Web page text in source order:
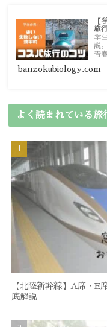
【
旅
学
説
青
banzokubiology.com
よく読まれている旅
【北陸新幹線】A席・E
底解説